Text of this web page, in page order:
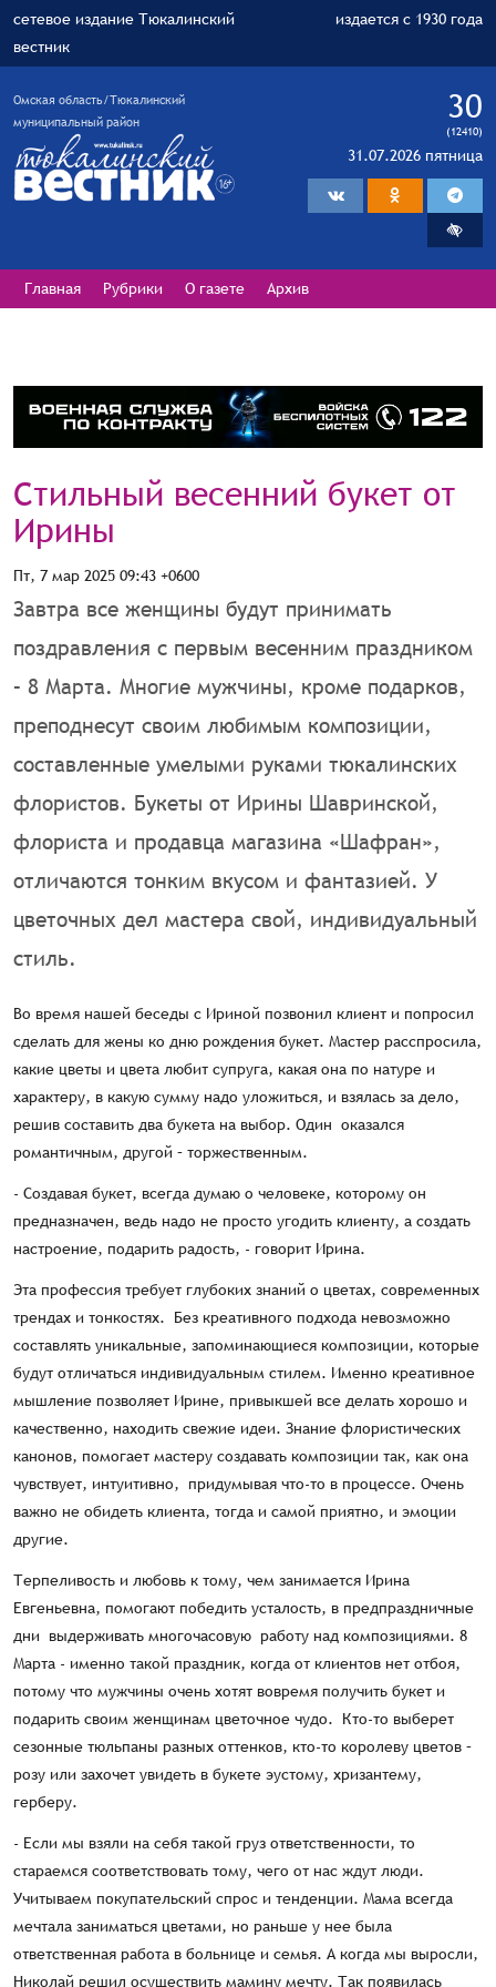
сетевое издание Тюкалинский
вестник
издается с 1930 года
Омская область/Тюкалинский
муниципальный район
30
(12410)
31.07.2026 пятница
Главная Рубрики О газете Архив
Стильный весенний букет от
Ирины
Пт, 7 мар 2025 09:43 +0600
Завтра все женщины будут принимать
поздравления с первым весенним праздником
– 8 Марта. Многие мужчины, кроме подарков,
преподнесут своим любимым композиции,
составленные умелыми руками тюкалинских
флористов. Букеты от Ирины Шавринской,
флориста и продавца магазина «Шафран»,
отличаются тонким вкусом и фантазией. У
цветочных дел мастера свой, индивидуальный
стиль.
Во время нашей беседы с Ириной позвонил клиент и попросил
сделать для жены ко дню рождения букет. Мастер расспросила,
какие цветы и цвета любит супруга, какая она по натуре и
характеру, в какую сумму надо уложиться, и взялась за дело,
решив составить два букета на выбор. Один оказался
романтичным, другой – торжественным.
- Создавая букет, всегда думаю о человеке, которому он
предназначен, ведь надо не просто угодить клиенту, а создать
настроение, подарить радость, - говорит Ирина.
Эта профессия требует глубоких знаний о цветах, современных
трендах и тонкостях. Без креативного подхода невозможно
составлять уникальные, запоминающиеся композиции, которые
будут отличаться индивидуальным стилем. Именно креативное
мышление позволяет Ирине, привыкшей все делать хорошо и
качественно, находить свежие идеи. Знание флористических
канонов, помогает мастеру создавать композиции так, как она
чувствует, интуитивно, придумывая что-то в процессе. Очень
важно не обидеть клиента, тогда и самой приятно, и эмоции
другие.
Терпеливость и любовь к тому, чем занимается Ирина
Евгеньевна, помогают победить усталость, в предпраздничные
дни выдерживать многочасовую работу над композициями. 8
Марта - именно такой праздник, когда от клиентов нет отбоя,
потому что мужчины очень хотят вовремя получить букет и
подарить своим женщинам цветочное чудо. Кто-то выберет
сезонные тюльпаны разных оттенков, кто-то королеву цветов –
розу или захочет увидеть в букете эустому, хризантему,
герберу.
- Если мы взяли на себя такой груз ответственности, то
стараемся соответствовать тому, чего от нас ждут люди.
Учитываем покупательский спрос и тенденции. Мама всегда
мечтала заниматься цветами, но раньше у нее была
ответственная работа в больнице и семья. А когда мы выросли,
Николай решил осуществить мамину мечту. Так появилась